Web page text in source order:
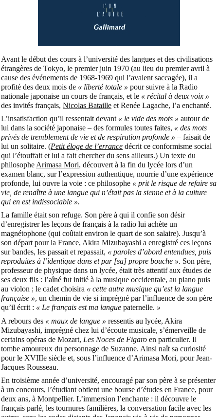
Avant le début des cours à l’université des langues et des civilisations
étrangères de Tokyo, le premier juin 1970 (au lieu du premier avril à
cause des événements de 1968-1969 qui l’avaient saccagée), il a
profité des deux mois de « liberté totale » pour suivre à la Radio
nationale japonaise un cours de français, et le « récital à deux voix »
des invités français, Nicolas Bataille et Renée Lagache, l’a enchanté.
L’insatisfaction qu’il ressentait devant « le vide des mots » autour de
lui dans la société japonaise – des formules toutes faites, « des mots
privés de tremblement de vie et de respiration profonde » – faisait de
lui un solitaire. (Petit éloge de l’errance décrit ce conformisme social
qui l’étouffait et lui a fait chercher du sens ailleurs.) Un texte du
philosophe Arimasa Mori, découvert à la fin du lycée lors d’un
examen blanc, sur l’expression authentique, nourrie d’une expérience
profonde, lui ouvre la voie : ce philosophe « prit le risque de refaire sa
vie, de renaître à une langue qui n’était pas la sienne et à la culture
qui en est indissociable ».
La famille était son refuge. Son père à qui il confie son désir
d’enregistrer les leçons de français à la radio lui achète un
magnétophone (qui coûtait environ le quart de son salaire). Jusqu’à
son départ pour la France, Akira Mizubayashi a enregistré ces leçons
sur bandes, les passait et repassait, « paroles d’abord entendues, puis
reproduites à l’identique dans et par [sa] propre bouche ». Son père,
professeur de physique dans un lycée, était très attentif aux études de
ses deux fils : l’aîné fut initié à la musique occidentale, au piano puis
au violon ; le cadet choisira « cette autre musique qu’est la langue
française », un chemin de vie si imprégné par l’influence de son père
qu’il écrit : « Le français est ma langue paternelle. »
A rebours des « maux de langue » ressentis au lycée, Akira
Mizubayashi, imprégné chez lui d’écoute musicale, s’émerveille de
certains opéras de Mozart, Les Noces de Figaro en particulier. Il
tombe amoureux du personnage de Suzanne. Ainsi naît sa curiosité
pour le XVIIIe siècle et, sous l’influence d’Arimasa Mori, pour Jean-
Jacques Rousseau.
En troisième année d’université, encouragé par son père à se présenter
à un concours, l’étudiant obtient une bourse d’études en France, pour
deux ans, à Montpellier. L’immersion l’enchante : il découvre le
français parlé, les tournures familières, la conversation facile avec les